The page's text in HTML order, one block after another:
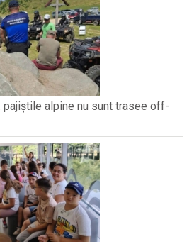
alpine nu sunt trasee off-